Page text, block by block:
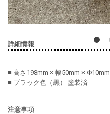
詳細情報
■ 高さ198mm × 幅50mm × Φ10mm
■ ブラック色（黒） 塗装済
注意事項